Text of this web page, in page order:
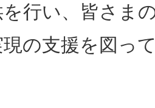
行い、皆さま
の支援を図っ